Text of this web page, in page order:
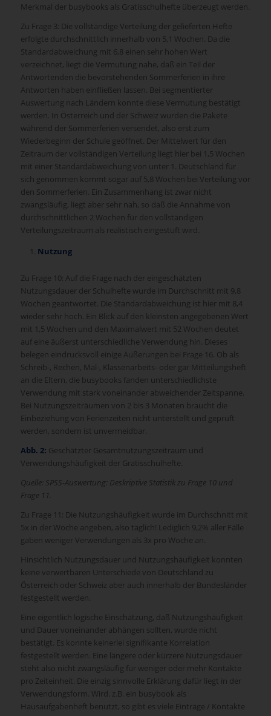
Merkmal der busybooks als Gratisschulhefte überzeugt werden.
Zu Frage 3: Die vollständige Verteilung der gelieferten Hefte
erfolgte durchschnittlich innerhalb von 5,1 Wochen. Da die
Standardabweichung mit 6,8 einen sehr hohen Wert
verzeichnet, liegt die Vermutung nahe, daß ein Teil der
Antwortenden die bevorstehenden Sommerferien in ihre
Antworten haben einfließen lassen. Bei segmentierter
Auswertung nach Ländern konnte diese Vermutung bestätigt
werden. In Österreich und der Schweiz wurden die Pakete
während der Sommerferien versendet, also erst zum
Wiederbeginn der Schule geöffnet. Der Mittelwert für den
Zeitraum der vollständigen Verteilung liegt hier bei 1,5 Wochen
mit einer Standardabweichung von unter 1. Deutschland für
sich genommen kommt sogar auf 5,8 Wochen bei Verteilung vor
den Sommerferien. Ein Zusammenhang ist zwar nicht
zwangsläufig, liegt aber sehr nah, so daß die Annahme von
durchschnittlichen 2 Wochen für den vollständigen
Verteilungszeitraum als realistisch eingestuft wird.
Nutzung
Zu Frage 10: Auf die Frage nach der eingeschätzten
Nutzungsdauer der Schulhefte wurde im Durchschnitt mit 9,8
Wochen geantwortet. Die Standardabweichung ist hier mit 8,4
wieder sehr hoch. Ein Blick auf den kleinsten angegebenen Wert
mit 1,5 Wochen und den Maximalwert mit 52 Wochen deutet
auf eine äußerst unterschiedliche Verwendung hin. Dieses
belegen eindrucksvoll einige Äußerungen bei Frage 16. Ob als
Schreib-, Rechen, Mal-, Klassenarbeits- oder gar Mitteilungsheft
an die Eltern, die busybooks fanden unterschiedlichste
Verwendung mit stark voneinander abweichender Zeitspanne.
Bei Nutzungszeiträumen von 2 bis 3 Monaten braucht die
Einbeziehung von Ferienzeiten nicht unterstellt und geprüft
werden, sondern ist unvermeidbar.
Abb. 2: Geschätzter Gesamtnutzungszeitraum und
Verwendungshäufigkeit der Gratisschulhefte.
Quelle: SPSS-Auswertung: Deskriptive Statistik zu Frage 10 und
Frage 11.
Zu Frage 11: Die Nutzungshäufigkeit wurde im Durchschnitt mit
5x in der Woche angeben, also täglich! Lediglich 9,2% aller Fälle
gaben weniger Verwendungen als 3x pro Woche an.
Hinsichtlich Nutzungsdauer und Nutzungshäufigkeit konnten
keine verwertbaren Unterschiede von Deutschland zu
Österreich oder Schweiz aber auch innerhalb der Bundesländer
festgestellt werden.
Eine eigentlich logische Einschätzung, daß Nutzungshäufigkeit
und Dauer voneinander abhängen sollten, wurde nicht
bestätigt. Es konnte keinerlei signifikante Korrelation
festgestellt werden. Eine längere oder kürzere Nutzungsdauer
steht also nicht zwangsläufig für weniger oder mehr Kontakte
pro Zeiteinheit. Die einzig sinnvolle Erklärung dafür liegt in der
Verwendungsform. Wird. z.B. ein busybook als
Hausaufgabenheft benutzt, so gibt es viele Einträge / Kontakte